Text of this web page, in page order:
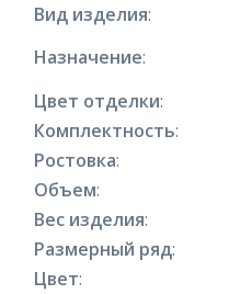
Вид изделия:
Назначение:
Цвет отделки:
Комплектность:
Ростовка:
Объем:
Вес изделия:
Размерный ряд:
Цвет: